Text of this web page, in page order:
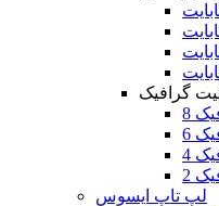
گرافیک
لپ تاپ ایسوس